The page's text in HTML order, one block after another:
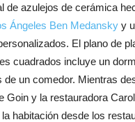
de azulejos de cerámica
Ángeles Ben Medansky y
El plano de
cuadrados incluye un
de un comedor. Mientras
Goin y la restauradora
habitación desde los